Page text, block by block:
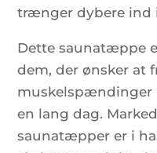
trænger dybere ind
Dette saunatæppe
dem, der ønsker at
muskelspændinger
en lang dag.
saunatæpper er i